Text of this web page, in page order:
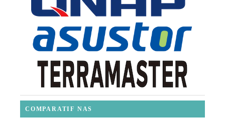
COMPARATIF NAS